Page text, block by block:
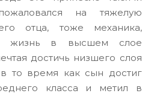
на тяжелую
отца, тоже механика,
жизнь в высшем слое
достичь низшего слоя
в то время как сын достиг
класса и метил в